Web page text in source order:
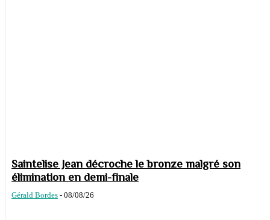
Saintelise Jean décroche le bronze malgré son
élimination en demi-finale
Gérald Bordes - 08/08/26